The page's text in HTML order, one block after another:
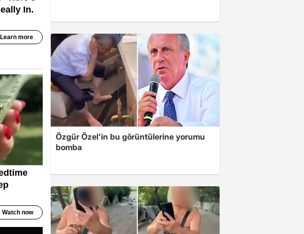
Özgür Özel'in bu görüntülerine yorumu
bomba